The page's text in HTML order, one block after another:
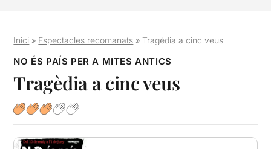
Inici » Espectacles recomanats »Tragèdia a cinc veus
NO ÉS PAÍS PER A MITES ANTICS
Tragèdia a cinc veus